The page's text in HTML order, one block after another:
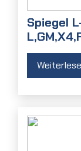
Spiegel